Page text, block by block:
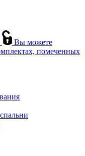
Вы можете
помеченных